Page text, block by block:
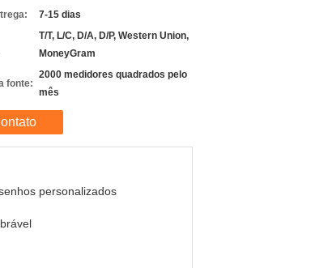
7-15 dias
T/T, L/C, D/A, D/P, Western Union,
MoneyGram
fonte:
2000 medidores quadrados pelo
mês
personalizados